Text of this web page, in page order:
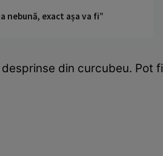
nebună, exact așa va fi”
din curcubeu. Pot fi